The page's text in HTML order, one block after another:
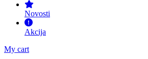
Novosti
Akcija
My cart